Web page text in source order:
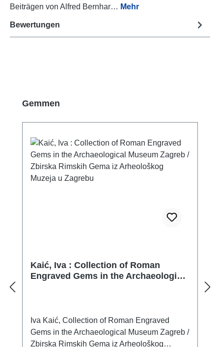
Beiträgen von Alfred Bernhar… Mehr
Bewertungen
Produktgalerie überspringen
Gemmen
Kaić, Iva : Collection of Roman
Engraved Gems in the Archaeological
Iva Kaić, Collection of Roman Engraved
Gems in the Archaeological Museum Zagreb /
Zbirska Rimskih Gema iz Arheološkog